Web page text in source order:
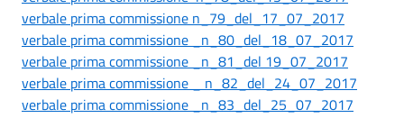
verbale prima commissione n_79_del_17_07_2017
verbale prima commissione _n_80_del_18_07_2017
verbale prima commissione _n_81_del 19_07_2017
verbale prima commissione _ n_82_del_24_07_2017
verbale prima commissione _n_83_del_25_07_2017